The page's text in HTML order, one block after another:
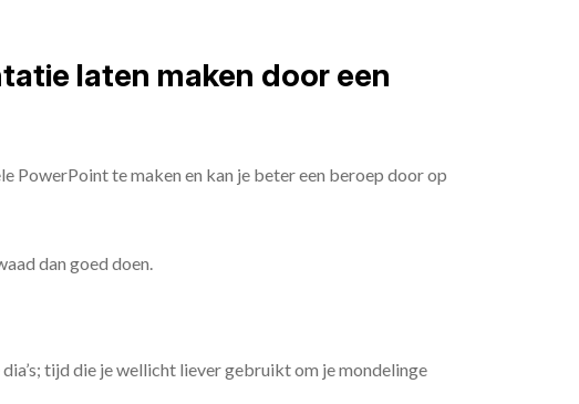
laten maken door een
PowerPoint te maken en kan je beter een beroep door op
dan goed doen.
tijd die je wellicht liever gebruikt om je mondelinge